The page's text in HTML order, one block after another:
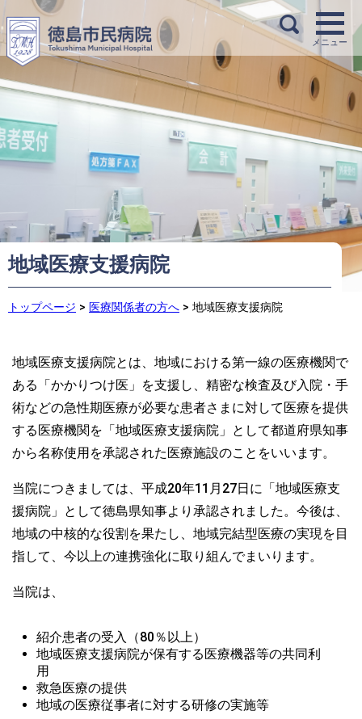
地域医療支援病院
トップページ > 医療関係者の方へ > 地域医療支援病院
地域医療支援病院とは、地域における第一線の医療機関で
ある「かかりつけ医」を支援し、精密な検査及び入院・手
術などの急性期医療が必要な患者さまに対して医療を提供
する医療機関を「地域医療支援病院」として都道府県知事
から名称使用を承認された医療施設のことをいいます。
当院につきましては、平成20年11月27日に「地域医療支
援病院」として徳島県知事より承認されました。今後は、
地域の中核的な役割を果たし、地域完結型医療の実現を目
指して、今以上の連携強化に取り組んでまいります。
当院は、
紹介患者の受入（80％以上）
地域医療支援病院が保有する医療機器等の共同利
用
救急医療の提供
地域の医療従事者に対する研修の実施等